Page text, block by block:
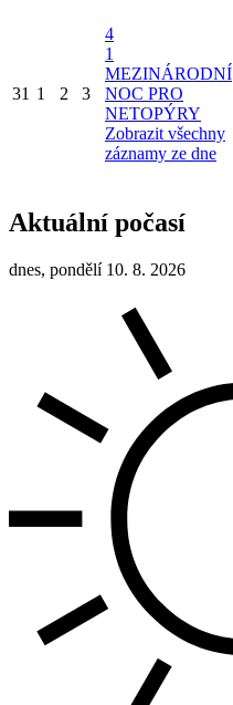
31 1 2 3
4
1
MEZINÁRODNÍ
NOC PRO
NETOPÝRY
Zobrazit všechny
záznamy ze dne
Aktuální počasí
dnes, pondělí 10. 8. 2026